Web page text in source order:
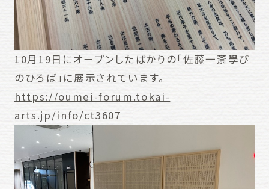
10月19日にオープンしたばかりの「佐藤一斎學び
のひろば」に展示されています。
https://oumei-forum.tokai-
arts.jp/info/ct3607